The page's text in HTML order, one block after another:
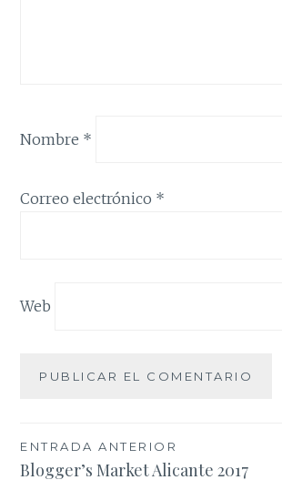
Nombre *
Correo electrónico *
Web
Navegación
ENTRADA ANTERIOR
Blogger’s Market Alicante 2017